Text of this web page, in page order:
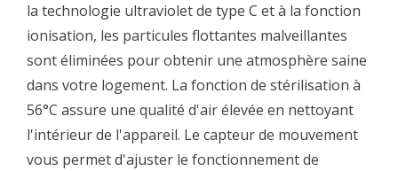
la technologie ultraviolet de type C et à la fonction
ionisation, les particules flottantes malveillantes
sont éliminées pour obtenir une atmosphère saine
dans votre logement. La fonction de stérilisation à
56°C assure une qualité d'air élevée en nettoyant
l'intérieur de l'appareil. Le capteur de mouvement
vous permet d'ajuster le fonctionnement de